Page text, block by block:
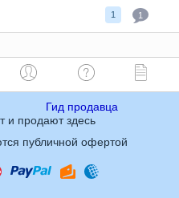
1 1
Гид продавца
и продают здесь
публичной офертой